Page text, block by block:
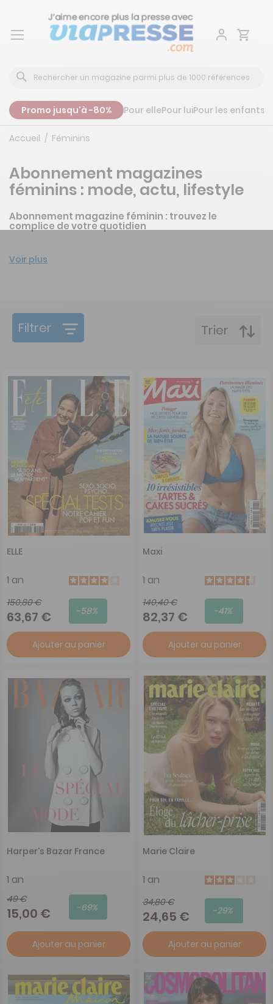
Aller
Promo jusqu'à -80% Pour ellePour luiPour les enfants
Accueil Féminins
Abonnement magazines
féminins : mode, actu, lifestyle
Abonnement magazine féminin : trouvez le
complice de votre quotidien
Voir plus
Filtrer Trier
ELLE
1 an
150,80 €
63,67 € -58%
Ajouter au panier
Maxi
1 an
140,40 €
82,37 € -41%
Ajouter au panier
Harper's Bazar France
1 an
49 €
15,00 € -69%
Ajouter au panier
Marie Claire
1 an
34,80 €
24,65 € -29%
Ajouter au panier